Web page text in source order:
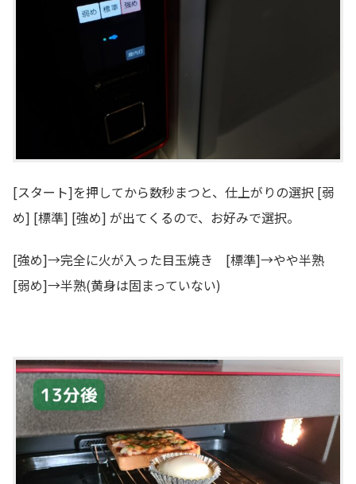
[スタート]を押してから数秒まつと、仕上がりの選択 [弱
め] [標準] [強め] が出てくるので、お好みで選択。
[強め]→完全に火が入った目玉焼き [標準]→やや半熟
[弱め]→半熟(黄身は固まっていない)